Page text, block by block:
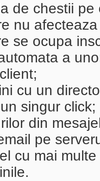
de chestii
nu
se ocupa
a
cu un
singur click;
din
pe
cu mai